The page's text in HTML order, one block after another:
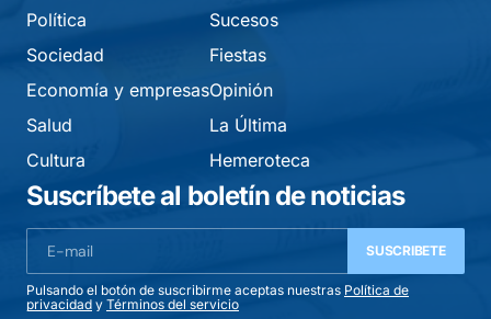
Política
Sociedad
Economía y empresas
Salud
Cultura
Sucesos
Fiestas
Opinión
La Última
Hemeroteca
Suscríbete al boletín de noticias
SUSCRIBETE
Pulsando el botón de suscribirme aceptas nuestras Política de
privacidad y Términos del servicio